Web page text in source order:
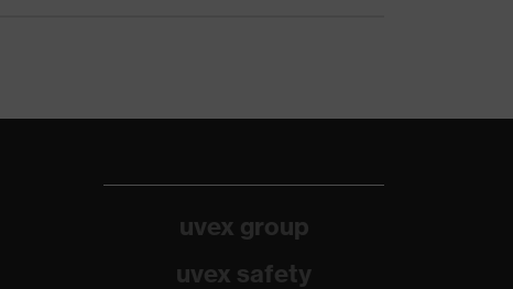
uvex group
uvex safety